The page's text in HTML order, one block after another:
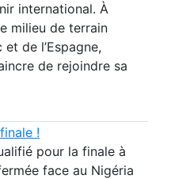
international. À
milieu de terrain
de l’Espagne,
de rejoindre sa
!
pour la finale à
face au Nigéria